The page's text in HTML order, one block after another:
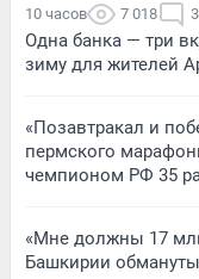
10 часов 7 018 3
Одна банка — три
зиму для жителей
«Позавтракал и
пермского
чемпионом РФ 35
«Мне должны 17
Башкирии